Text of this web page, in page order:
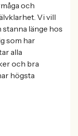
och
Vi vill
länge hos
som har
alla
och bra
högsta